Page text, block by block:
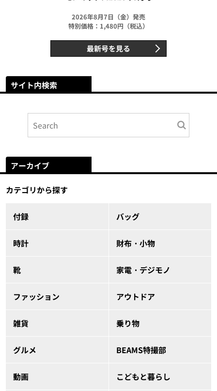
2026年8月7日（金）発売
特別価格：1,480円（税込）
最新号を見る
サイト内検索
アーカイブ
カテゴリから探す
付録 バッグ
時計 財布・小物
靴 家電・デジモノ
ファッション アウトドア
雑貨 乗り物
グルメ BEAMS特撮部
動画 こどもと暮らし